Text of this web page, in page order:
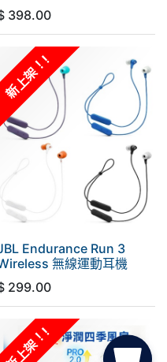
398.00
新上架！!
Endurance Run 3
無線運動耳機
299.00
新上架！!